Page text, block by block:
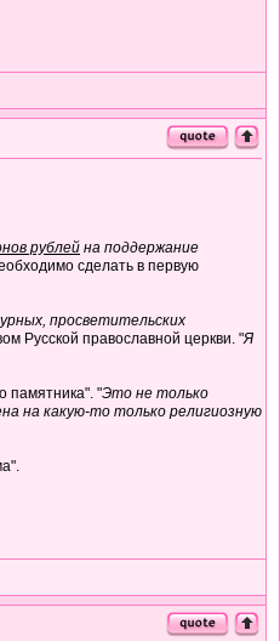
рублей на поддержание
сделать в первую
просветительских
Русской православной церкви. "Я
памятника". "Это не только
на какую-то только религиозную